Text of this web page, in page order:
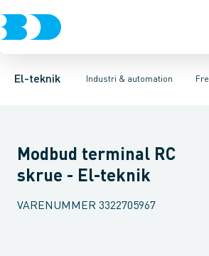
El-teknik Industri & automation
Afbrydere, stikkontakter & lampeudtag
Industristiksystemer
Frekvensomformer =˂1 kVFilter for
Modbud terminal RC
skrue - El-teknik
VARENUMMER 3322705967